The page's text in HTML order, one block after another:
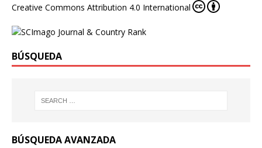
Creative Commons Attribution 4.0 International
BÚSQUEDA
BÚSQUEDA AVANZADA